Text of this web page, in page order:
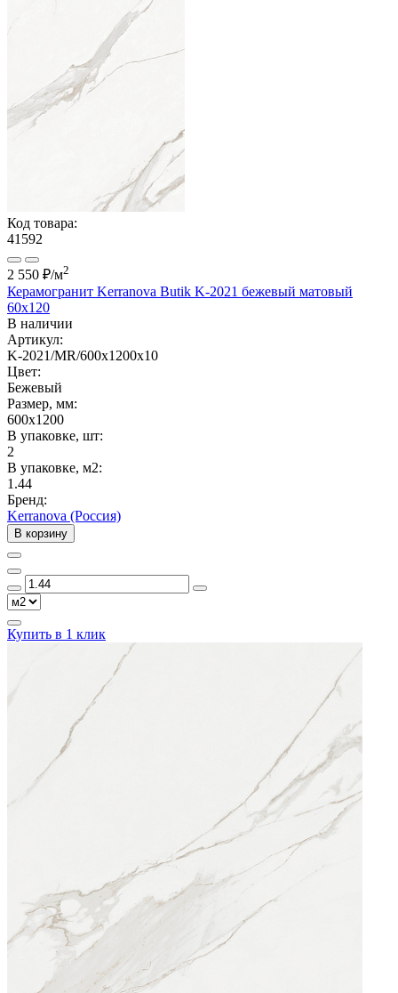
Код товара:
41592
2 550 ₽/м2
Керамогранит Kerranova Butik K-2021 бежевый матовый
60x120
В наличии
Артикул:
K-2021/MR/600x1200x10
Цвет:
Бежевый
Размер, мм:
600x1200
В упаковке, шт:
2
В упаковке, м2:
1.44
Бренд:
Kerranova (Россия)
В корзину
Купить в 1 клик